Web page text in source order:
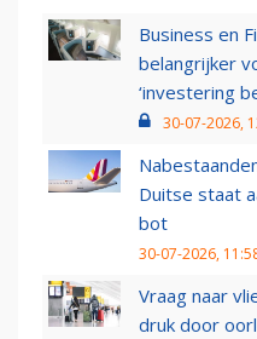
Business en
belangrijker
‘investering
30-07-2026,
Duitse staat
bot
30-07-2026,
Vraag naar
druk door